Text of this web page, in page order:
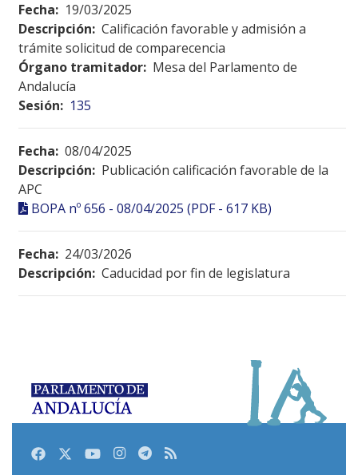
Fecha: 19/03/2025
Descripción: Calificación favorable y admisión a
trámite solicitud de comparecencia
Órgano tramitador: Mesa del Parlamento de
Andalucía
Sesión: 135
Fecha: 08/04/2025
Descripción: Publicación calificación favorable de la
APC
BOPA nº 656 - 08/04/2025 (PDF - 617 KB)
Fecha: 24/03/2026
Descripción: Caducidad por fin de legislatura
FacebookTwitterYoutubeInstagram
Telegram
RSS